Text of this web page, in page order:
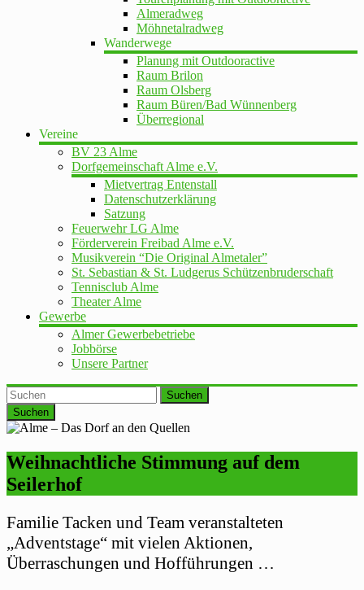
Almeradweg
Möhnetalradweg
Wanderwege
Planung mit Outdooractive
Raum Brilon
Raum Olsberg
Raum Büren/Bad Wünnenberg
Überregional
Vereine
BV 23 Alme
Dorfgemeinschaft Alme e.V.
Mietvertrag Entenstall
Datenschutzerklärung
Satzung
Feuerwehr LG Alme
Förderverein Freibad Alme e.V.
Musikverein “Die Original Almetaler”
St. Sebastian & St. Ludgerus Schützenbruderschaft
Tennisclub Alme
Theater Alme
Gewerbe
Almer Gewerbebetriebe
Jobbörse
Unsere Partner
Suchen
Weihnachtliche Stimmung auf dem
Seilerhof
Familie Tacken und Team veranstalteten
„Adventstage“ mit vielen Aktionen,
Überraschungen und Hofführungen …